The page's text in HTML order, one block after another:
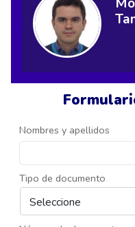
Nombres y apellidos
Tipo de documento